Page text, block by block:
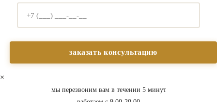
×
мы перезвоним вам в течении 5 минут